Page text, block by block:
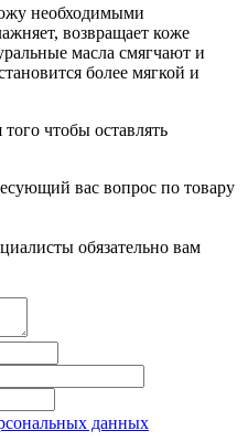
необходимыми
возвращает коже
масла смягчают и
более мягкой и
того чтобы оставлять
вас вопрос по товару
обязательно вам
данных